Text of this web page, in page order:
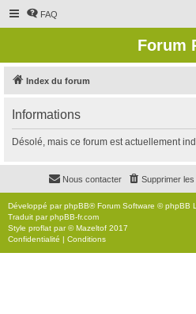
FAQ
Forum
Index du forum
Informations
Désolé, mais ce forum est actuellement
Supprimer
Nous contacter
Développé parphpBB® Forum Software © phpBB
Traduit parphpBB-fr.com
Style proflat par ©Mazeltof 2017
Confidentialité | Conditions